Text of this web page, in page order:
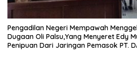
Pengadilan Negeri Mempawah
Dugaan Oli Palsu,Yang Menyeret Edy
Penipuan Dari Jaringan Pemasok PT.